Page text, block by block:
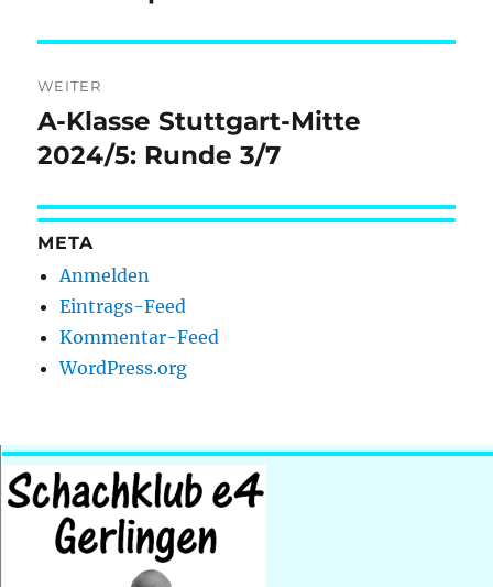
WEITER
Nächster
Beitrag:
A-Klasse Stuttgart-Mitte
2024/5: Runde 3/7
META
Anmelden
Eintrags-Feed
Kommentar-Feed
WordPress.org